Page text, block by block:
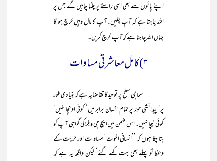
اپنے پائوں سے بھی اسی راستے پر چلنا چاہیں گے جس پر
اللہ چاہتا ہے کہ آپ چلیں۔ آپ کا مال وہیں خرچ ہو گا
جہاں اللہ چاہتا ہے کہ آپ خرچ کریں۔
۳) کامل معاشرتی مساوات
سماجی سطح پر توحید کا تقاضا یہ ہے کہ بنیادی طور
پر‘ پیدائشی طور پر تمام انسان برابر ہیں‘ کوئی اونچا نہیں‘
کوئی نیچا نہیں۔ اس ضمن میں ایچ جی ویلز کی گواہی آپ کو
بتا چکا ہوں کہ ’’انسانی اخوت ‘مساوات اور حریت کے
وعظ تو پہلے بھی بہت کہے گئے‘ لیکن واقعہ یہ ہے کہ